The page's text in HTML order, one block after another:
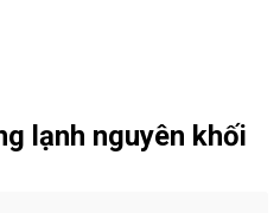
lạnh nguyên khối